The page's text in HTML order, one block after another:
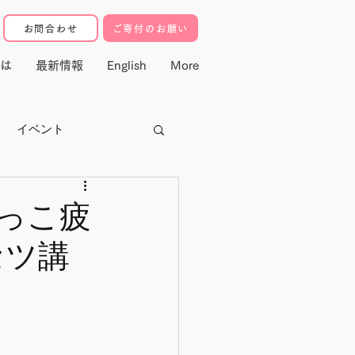
お問合わせ ご寄付のお願い
最新情報 English More
イベント
寄付・マドレ基金
こ疲
講